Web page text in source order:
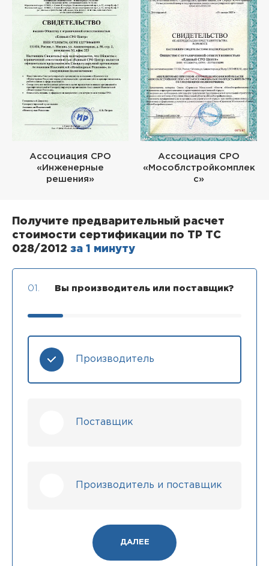
Ассоциация СРО
«Инженерные
решения»
Ассоциация СРО
«Мособлстройкомплек
с»
Получите предварительный расчет
стоимости сертификации по ТР ТС
028/2012 за 1 минуту
01. Вы производитель или поставщик?
Производитель
Поставщик
Производитель и поставщик
ДАЛЕЕ